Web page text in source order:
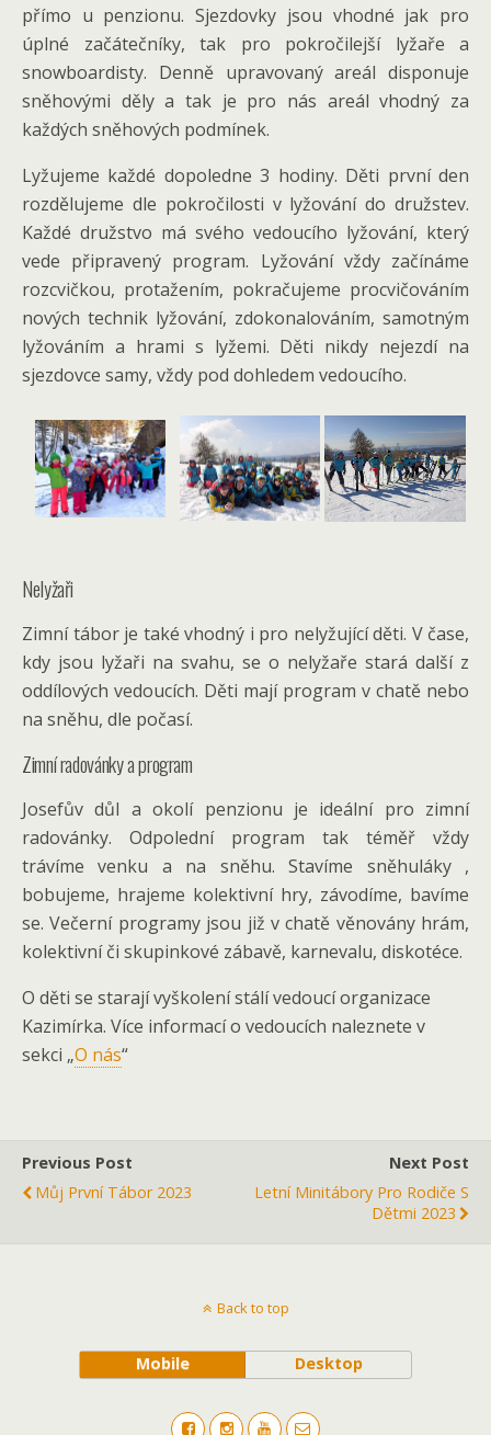
přímo u penzionu. Sjezdovky jsou vhodné jak pro
úplné začátečníky, tak pro pokročilejší lyžaře a
snowboardisty. Denně upravovaný areál disponuje
sněhovými děly a tak je pro nás areál vhodný za
každých sněhových podmínek.
Lyžujeme každé dopoledne 3 hodiny. Děti první den
rozdělujeme dle pokročilosti v lyžování do družstev.
Každé družstvo má svého vedoucího lyžování, který
vede připravený program. Lyžování vždy začínáme
rozcvičkou, protažením, pokračujeme procvičováním
nových technik lyžování, zdokonalováním, samotným
lyžováním a hrami s lyžemi. Děti nikdy nejezdí na
sjezdovce samy, vždy pod dohledem vedoucího.
Nelyžaři
Zimní tábor je také vhodný i pro nelyžující děti. V čase,
kdy jsou lyžaři na svahu, se o nelyžaře stará další z
oddílových vedoucích. Děti mají program v chatě nebo
na sněhu, dle počasí.
Zimní radovánky a program
Josefův důl a okolí penzionu je ideální pro zimní
radovánky. Odpolední program tak téměř vždy
trávíme venku a na sněhu. Stavíme sněhuláky ,
bobujeme, hrajeme kolektivní hry, závodíme, bavíme
se. Večerní programy jsou již v chatě věnovány hrám,
kolektivní či skupinkové zábavě, karnevalu, diskotéce.
O děti se starají vyškolení stálí vedoucí organizace
Kazimírka. Více informací o vedoucích naleznete v
sekci „O nás“
Previous Post
Můj První Tábor 2023
Next Post
Letní Minitábory Pro Rodiče S
Dětmi 2023
Back to top
Mobile Desktop